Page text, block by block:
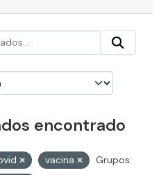
encontrado
vacina
Grupos: